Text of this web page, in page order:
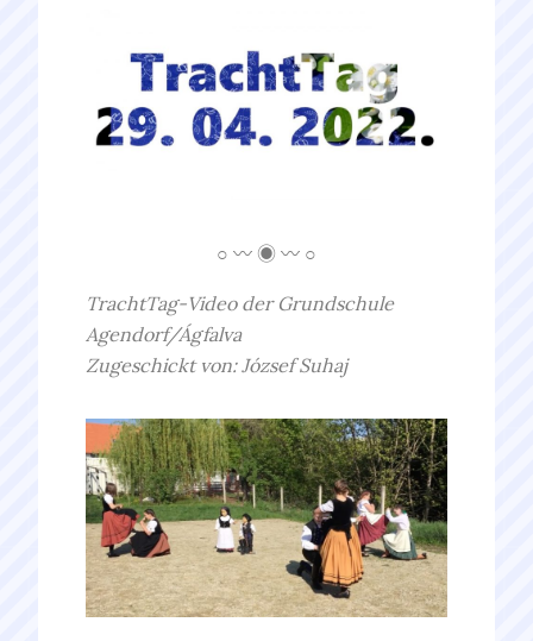
○ 〰 ◉ 〰 ○
TrachtTag-Video der Grundschule
Agendorf/Ágfalva
Zugeschickt von: József Suhaj